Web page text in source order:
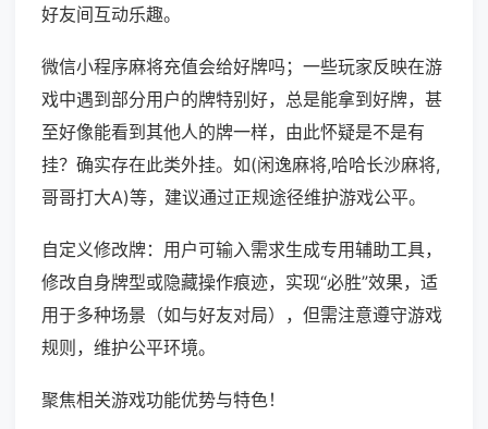
好友间互动乐趣。
微信小程序麻将充值会给好牌吗；一些玩家反映在游
戏中遇到部分用户的牌特别好，总是能拿到好牌，甚
至好像能看到其他人的牌一样，由此怀疑是不是有
挂？确实存在此类外挂。如(闲逸麻将,哈哈长沙麻将,
哥哥打大A)等，建议通过正规途径维护游戏公平。
自定义修改牌：用户可输入需求生成专用辅助工具，
修改自身牌型或隐藏操作痕迹，实现“必胜”效果，适
用于多种场景（如与好友对局），但需注意遵守游戏
规则，维护公平环境。
聚焦相关游戏功能优势与特色！